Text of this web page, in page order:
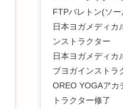
FTPバレトン(ソー
日本ヨガメディカ
ンストラクター
日本ヨガメディカ
ブヨガインストラ
OREO YOGAアカ
トラクター修了